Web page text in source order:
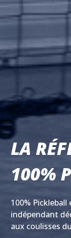
LA
100%
100%
indépendant
aux coulisses